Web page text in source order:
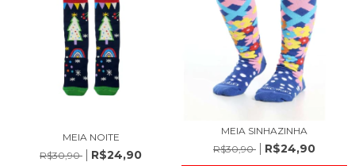
MEIA NOITE
R$30,90
R$24,90
MEIA SINHAZINHA
R$30,90
R$24,90